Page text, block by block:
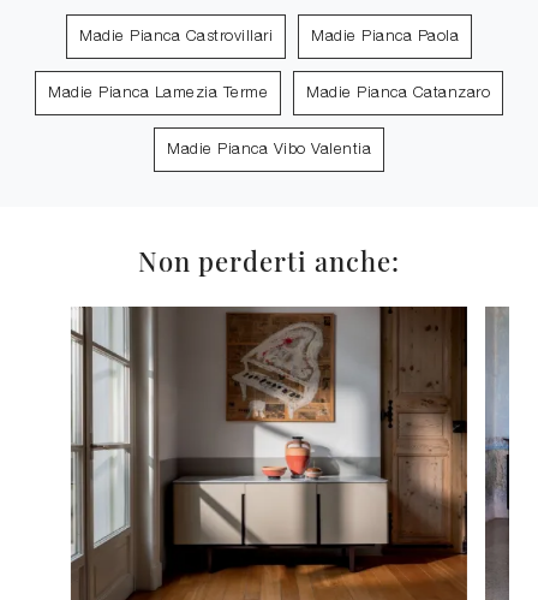
Madie Pianca Castrovillari Madie Pianca Paola
Madie Pianca Lamezia Terme Madie Pianca Catanzaro
Madie Pianca Vibo Valentia
Non perderti anche: